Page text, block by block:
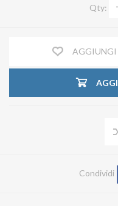
Qty:
AGGIUNGI
Condividi